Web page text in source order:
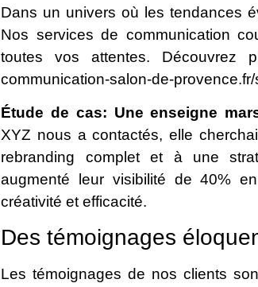
Dans un univers où les tendances
Nos services de communication
toutes vos attentes. Découvrez
communication-salon-de-
Étude de cas: Une enseigne
XYZ nous a contactés, elle
rebranding complet et à une
augmenté leur visibilité de 40%
créativité et efficacité.
Des témoignages
Les témoignages de nos clients